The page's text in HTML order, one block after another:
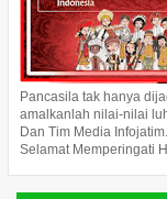
Pancasila tak hanya
amalkanlah nilai-nilai
Dan Tim Media
Selamat Memperingati